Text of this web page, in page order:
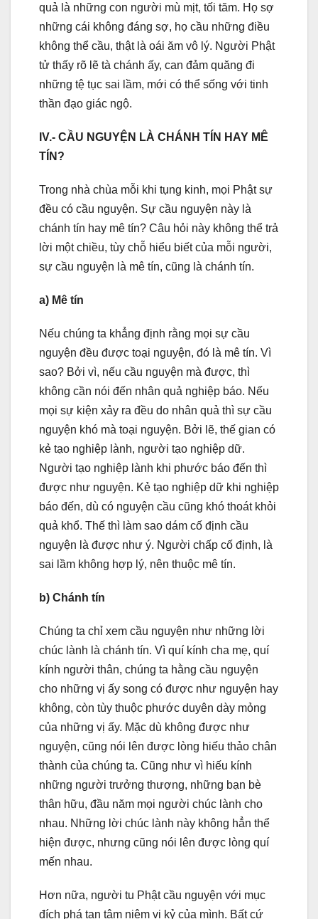
quả là những con người mù mịt, tối tăm. Họ sợ
những cái không đáng sợ, họ cầu những điều
không thể cầu, thật là oái ăm vô lý. Người Phật
tử thấy rõ lẽ tà chánh ấy, can đảm quăng đi
những tệ tục sai lầm, mới có thể sống với tinh
thần đạo giác ngộ.
IV.- CẦU NGUYỆN LÀ CHÁNH TÍN HAY MÊ
TÍN?
Trong nhà chùa mỗi khi tụng kinh, mọi Phật sự
đều có cầu nguyện. Sự cầu nguyện này là
chánh tín hay mê tín? Câu hỏi này không thể trả
lời một chiều, tùy chỗ hiểu biết của mỗi người,
sự cầu nguyện là mê tín, cũng là chánh tín.
a) Mê tín
Nếu chúng ta khẳng định rằng mọi sự cầu
nguyện đều được toại nguyện, đó là mê tín. Vì
sao? Bởi vì, nếu cầu nguyện mà được, thì
không cần nói đến nhân quả nghiệp báo. Nếu
mọi sự kiện xảy ra đều do nhân quả thì sự cầu
nguyện khó mà toại nguyện. Bởi lẽ, thế gian có
kẻ tạo nghiệp lành, người tạo nghiệp dữ.
Người tạo nghiệp lành khi phước báo đến thì
được như nguyện. Kẻ tạo nghiệp dữ khi nghiệp
báo đến, dù có nguyện cầu cũng khó thoát khỏi
quả khổ. Thế thì làm sao dám cố định cầu
nguyện là được như ý. Người chấp cố định, là
sai lầm không hợp lý, nên thuộc mê tín.
b) Chánh tín
Chúng ta chỉ xem cầu nguyện như những lời
chúc lành là chánh tín. Vì quí kính cha mẹ, quí
kính người thân, chúng ta hằng cầu nguyện
cho những vị ấy song có được như nguyện hay
không, còn tùy thuộc phước duyên dày mỏng
của những vị ấy. Mặc dù không được như
nguyện, cũng nói lên được lòng hiếu thảo chân
thành của chúng ta. Cũng như vì hiếu kính
những người trưởng thượng, những bạn bè
thân hữu, đầu năm mọi người chúc lành cho
nhau. Những lời chúc lành này không hẳn thể
hiện được, nhưng cũng nói lên được lòng quí
mến nhau.
Hơn nữa, người tu Phật cầu nguyện với mục
đích phá tan tâm niệm vị kỷ của mình. Bất cứ